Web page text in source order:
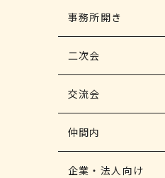
事務所開き
二次会
交流会
仲間内
企業・法人向け